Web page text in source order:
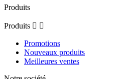
Produits
Produits  
Promotions
Nouveaux produits
Meilleures ventes